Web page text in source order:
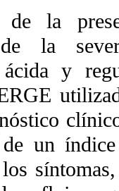
la
de la
y
un